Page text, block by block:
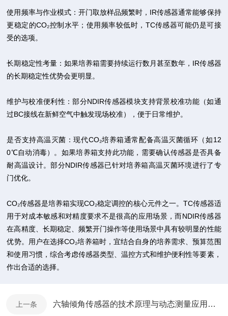
使用频率与作业模式：开门取放样品频繁时，IR传感器通常能够保持
更稳定的CO₂控制水平；使用频率较低时，TC传感器可能仍是可接
受的选项。
长期稳定性考量：如果培养箱需要持续运行数月甚至数年，IR传感器
的长期稳定性优势会更明显。
维护与校准便利性：部分NDIR传感器模块支持背景校准功能（如通
过BC接线在新鲜空气中触发现场校准），便于日常维护。
是否支持高温灭菌：现代CO₂培养箱通常配备高温灭菌循环（如12
0℃自动消毒）。如果培养箱支持此功能，需要确认传感器是否具备
耐高温设计。部分NDIR传感器已针对培养箱高温灭菌环境进行了专
门优化。
CO₂传感器是培养箱实现CO₂稳定调控的核心元件之一。TC传感器适
用于对成本敏感和对精度要求不是很高的应用场景，而NDIR传感器
在高精度、长期稳定、频繁开门操作等使用场景中具有较明显的性能
优势。用户在选择CO₂培养箱时，宜结合自身的培养需求、预算范围
和使用习惯，综合考虑传感器类型、温控方式和维护便利性等要素，
作出合适的选择。
上一条 六轴倾角传感器的技术原理与动态测量应用分析